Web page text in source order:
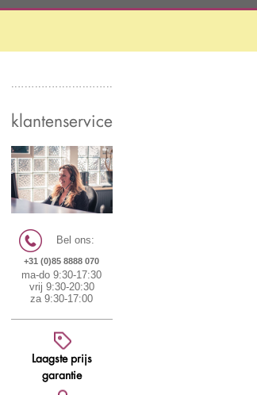
klantenservice
Bel ons:
+31 (0)85 8888 070
ma-do 9:30-17:30
vrij 9:30-20:30
za 9:30-17:00
Laagste prijs
garantie